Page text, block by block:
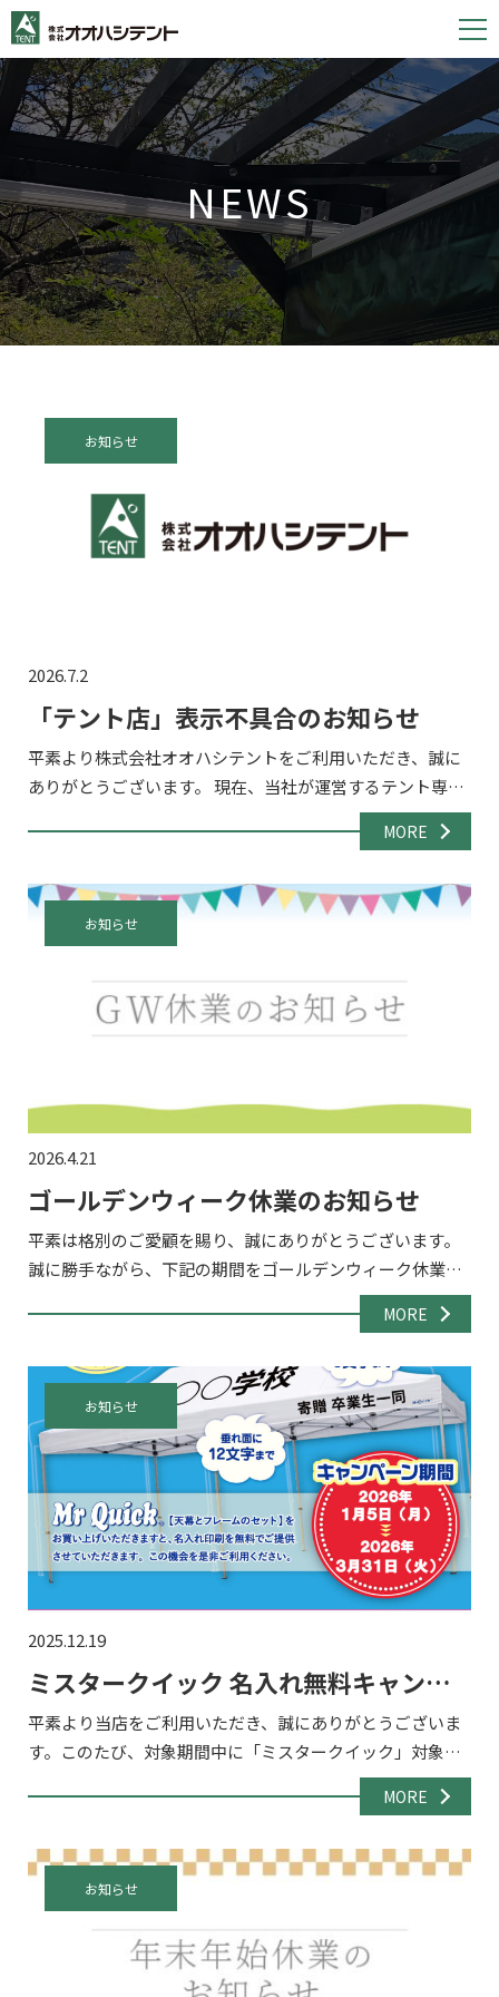
i
c
o
n
t
e
NEWS
2026.7.2
「テント店」表示不具合のお知らせ
平素より株式会社オオハシテントをご利用いただき、誠に
ありがとうございます。 現在、当社が運営するテント専門
通販サイト「テント店」（https://pipe-tent.com/）にお
いて、サイトの表示が正常に行われない不具 […]
お知らせ
MORE
2026.4.21
ゴールデンウィーク休業のお知らせ
平素は格別のご愛顧を賜り、誠にありがとうございます。
誠に勝手ながら、下記の期間をゴールデンウィーク休業と
させていただきます。 ■ 休業期間2026年5月2日（土）～ 5
月6日（水） 休業期間中もお問い合わせフォーム・メ […]
お知らせ
MORE
2025.12.19
ミスタークイック 名入れ無料キャンペ
ーン2026！
平素より当店をご利用いただき、誠にありがとうございま
す。このたび、対象期間中に「ミスタークイック」対象商
品をご購入いただいたお客様を対象に、天幕への名入れが
無料となるキャンペーンを実施いたします。 イベント・展
お知らせ
MORE
お知らせ